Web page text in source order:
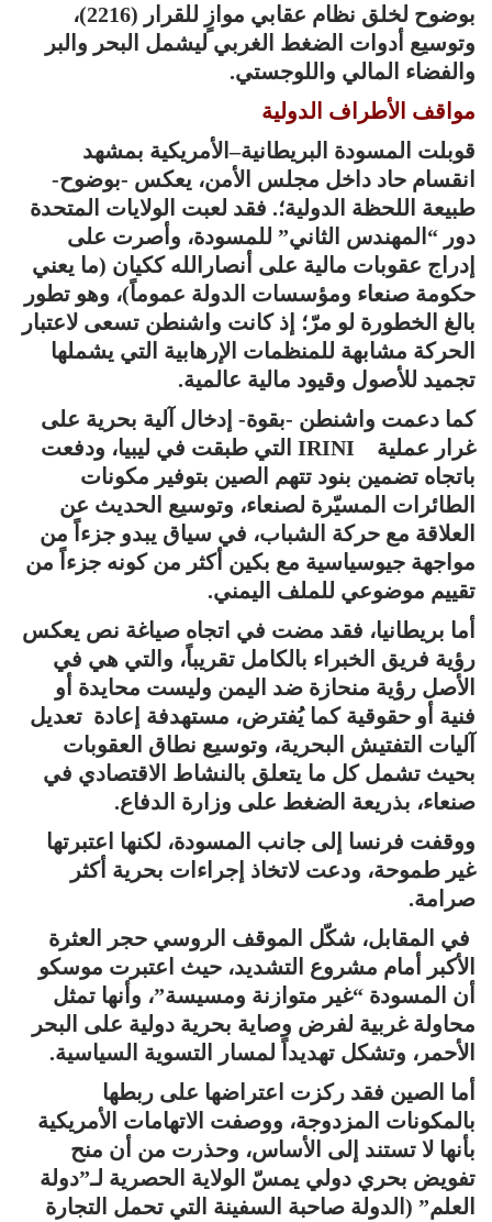
بوضوح لخلق نظام عقابي موازٍ للقرار (2216)،
وتوسيع أدوات الضغط الغربي ليشمل البحر والبر
والفضاء المالي واللوجستي.
مواقف الأطراف الدولية
قوبلت المسودة البريطانية–الأمريكية بمشهد
انقسام حاد داخل مجلس الأمن، يعكس -بوضوح-
طبيعة اللحظة الدولية؛. فقد لعبت الولايات المتحدة
دور “المهندس الثاني” للمسودة، وأصرت على
إدراج عقوبات مالية على أنصارالله ككيان (ما يعني
حكومة صنعاء ومؤسسات الدولة عموماً)، وهو تطور
بالغ الخطورة لو مرّ؛ إذ كانت واشنطن تسعى لاعتبار
الحركة مشابهة للمنظمات الإرهابية التي يشملها
تجميد للأصول وقيود مالية عالمية.
كما دعمت واشنطن -بقوة- إدخال آلية بحرية على
غرار عملية IRINI التي طبقت في ليبيا، ودفعت
باتجاه تضمين بنود تتهم الصين بتوفير مكونات
الطائرات المسيّرة لصنعاء، وتوسيع الحديث عن
العلاقة مع حركة الشباب، في سياق يبدو جزءاً من
مواجهة جيوسياسية مع بكين أكثر من كونه جزءاً من
تقييم موضوعي للملف اليمني.
أما بريطانيا، فقد مضت في اتجاه صياغة نص يعكس
رؤية فريق الخبراء بالكامل تقريباً، والتي هي في
الأصل رؤية منحازة ضد اليمن وليست محايدة أو
فنية أو حقوقية كما يُفترض، مستهدفة إعادة تعديل
آليات التفتيش البحرية، وتوسيع نطاق العقوبات
بحيث تشمل كل ما يتعلق بالنشاط الاقتصادي في
صنعاء، بذريعة الضغط على وزارة الدفاع.
ووقفت فرنسا إلى جانب المسودة، لكنها اعتبرتها
غير طموحة، ودعت لاتخاذ إجراءات بحرية أكثر
صرامة.
في المقابل، شكّل الموقف الروسي حجر العثرة
الأكبر أمام مشروع التشديد، حيث اعتبرت موسكو
أن المسودة “غير متوازنة ومسيسة”، وأنها تمثل
محاولة غربية لفرض وصاية بحرية دولية على البحر
الأحمر، وتشكل تهديداً لمسار التسوية السياسية.
أما الصين فقد ركزت اعتراضها على ربطها
بالمكونات المزدوجة، ووصفت الاتهامات الأمريكية
بأنها لا تستند إلى الأساس، وحذرت من أن منح
تفويض بحري دولي يمسّ الولاية الحصرية لـ”دولة
العلم” (الدولة صاحبة السفينة التي تحمل التجارة